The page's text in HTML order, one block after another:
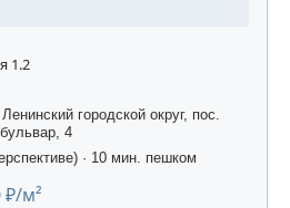
1.2
городской округ, пос.
4
· 10 мин. пешком
₽/м²